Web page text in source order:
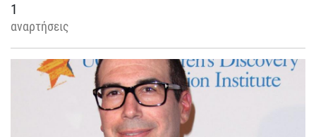
1
αναρτήσεις